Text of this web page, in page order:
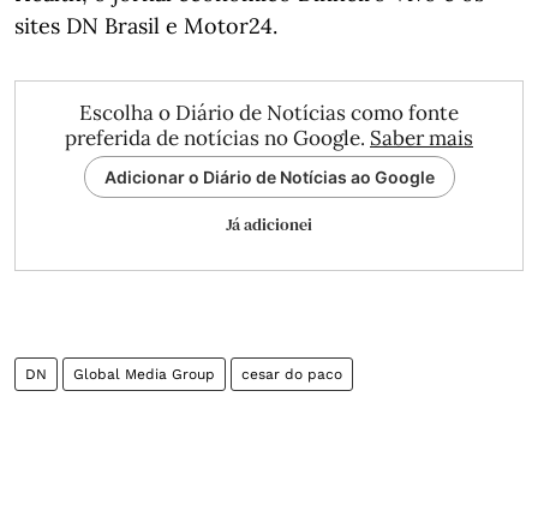
sites DN Brasil e Motor24.
Escolha o Diário de Notícias como fonte
preferida de notícias no Google. Saber mais
Adicionar o Diário de Notícias ao Google
Já adicionei
DN Global Media Group cesar do paco